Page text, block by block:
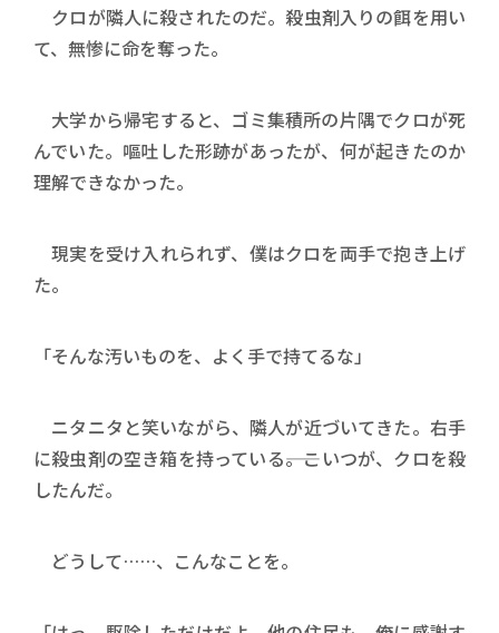
クロが隣人に殺されたのだ。殺虫剤入りの餌を用い
て、無惨に命を奪った。
大学から帰宅すると、ゴミ集積所の片隅でクロが死
んでいた。嘔吐した形跡があったが、何が起きたのか
理解できなかった。
現実を受け入れられず、僕はクロを両手で抱き上げ
た。
「そんな汚いものを、よく手で持てるな」
ニタニタと笑いながら、隣人が近づいてきた。右手
に殺虫剤の空き箱を持っている――。こいつが、クロを殺
したんだ。
どうして……、こんなことを。